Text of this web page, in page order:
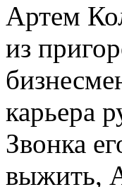
Артем
из
карьера
Звонка
выжить,